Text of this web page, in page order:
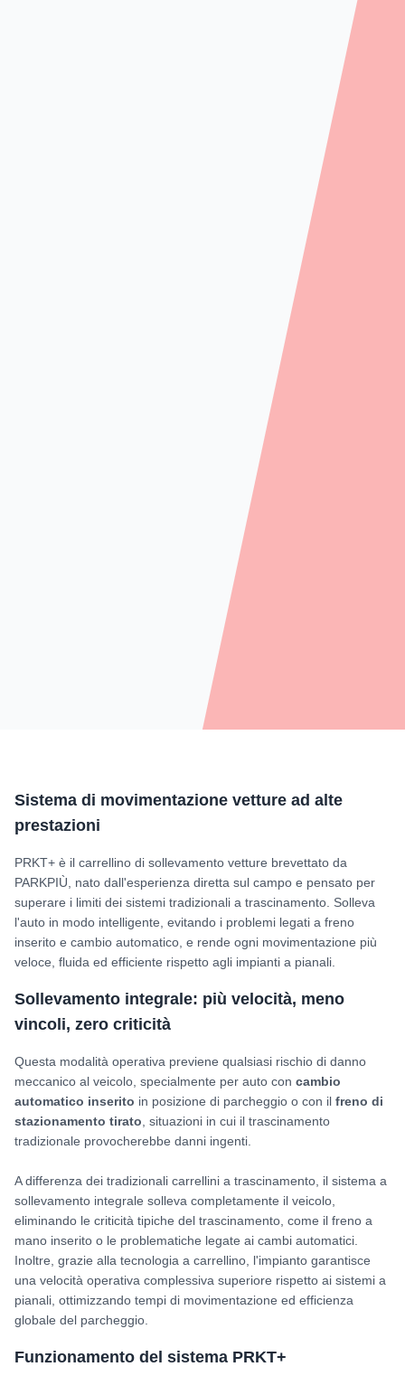
Sistema di movimentazione vetture ad alte
prestazioni
PRKT+ è il carrellino di sollevamento vetture brevettato da
PARKPIÙ, nato dall'esperienza diretta sul campo e pensato per
superare i limiti dei sistemi tradizionali a trascinamento. Solleva
l'auto in modo intelligente, evitando i problemi legati a freno
inserito e cambio automatico, e rende ogni movimentazione più
veloce, fluida ed efficiente rispetto agli impianti a pianali.
Sollevamento integrale: più velocità, meno
vincoli, zero criticità
Questa modalità operativa previene qualsiasi rischio di danno
meccanico al veicolo, specialmente per auto con cambio
automatico inserito in posizione di parcheggio o con il freno di
stazionamento tirato , situazioni in cui il trascinamento
tradizionale provocherebbe danni ingenti.
A differenza dei tradizionali carrellini a trascinamento, il sistema a
sollevamento integrale solleva completamente il veicolo,
eliminando le criticità tipiche del trascinamento, come il freno a
mano inserito o le problematiche legate ai cambi automatici.
Inoltre, grazie alla tecnologia a carrellino, l'impianto garantisce
una velocità operativa complessiva superiore rispetto ai sistemi a
pianali, ottimizzando tempi di movimentazione ed efficienza
globale del parcheggio.
Funzionamento del sistema PRKT+